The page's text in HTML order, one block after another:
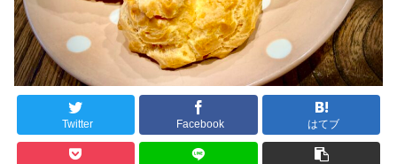
Twitter Facebook はてブ